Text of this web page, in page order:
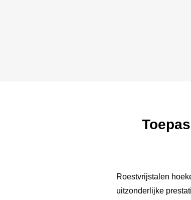
Roestvrijstalen
uitzonderlijke